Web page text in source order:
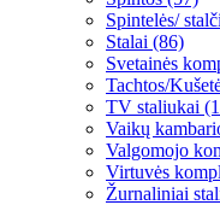
Spintelės/
Stalai (86)
Svetainės
Tachtos/
TV staliukai
Vaikų
Valgomojo
Virtuvės
Žurnaliniai